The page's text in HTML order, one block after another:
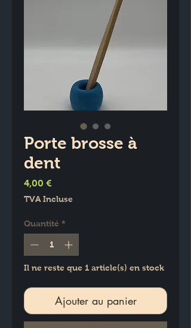
Porte brosse à
dent
4,00 €
TVA Incluse
Quantité *
Il ne reste que 1 article(s) en stock
Ajouter au panier